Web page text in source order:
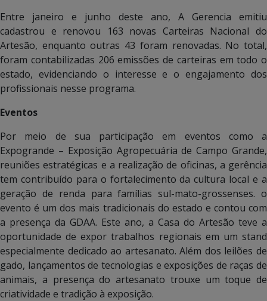
Entre janeiro e junho deste ano, A Gerencia emitiu
cadastrou e renovou 163 novas Carteiras Nacional do
Artesão, enquanto outras 43 foram renovadas. No total,
foram contabilizadas 206 emissões de carteiras em todo o
estado, evidenciando o interesse e o engajamento dos
profissionais nesse programa.
Eventos
Por meio de sua participação em eventos como a
Expogrande – Exposição Agropecuária de Campo Grande,
reuniões estratégicas e a realização de oficinas, a gerência
tem contribuído para o fortalecimento da cultura local e a
geração de renda para famílias sul-mato-grossenses. o
evento é um dos mais tradicionais do estado e contou com
a presença da GDAA. Este ano, a Casa do Artesão teve a
oportunidade de expor trabalhos regionais em um stand
especialmente dedicado ao artesanato. Além dos leilões de
gado, lançamentos de tecnologias e exposições de raças de
animais, a presença do artesanato trouxe um toque de
criatividade e tradição à exposição.